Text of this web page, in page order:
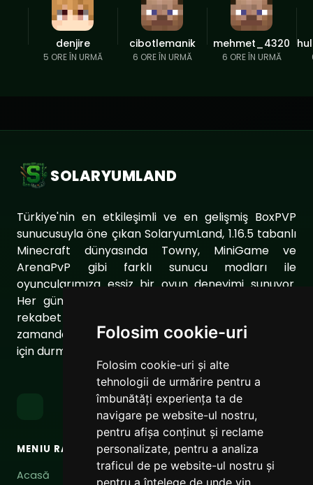
Folosim cookie-uri
Folosim cookie-uri și alte
tehnologii de urmărire pentru a
îmbunătăți experiența ta de
navigare pe website-ul nostru,
pentru afișa conținut și reclame
personalizate, pentru a analiza
traficul de pe website-ul nostru și
pentru a înțelege de unde vin
denjire
5 ORE ÎN URMĂ
cibotlemanik
6 ORE ÎN URMĂ
mehmet_4320
6 ORE ÎN URMĂ
SOLARYUMLAND
Türkiye'nin en etkileşimli ve en gelişmiş BoxPVP
sunucusuyla öne çıkan SolaryumLand, 1.16.5 tabanlı
Minecraft dünyasında Towny, MiniGame ve
ArenaPvP gibi farklı sunucu modları ile
oyuncularımıza eşsiz bir oyun deneyimi sunuyor.
Her gün sunucumuzu geliştirerek oyuncularımıza
rekabet dolu ve keyifli bir ortam sağlıyoruz. Aynı
zamanda topluluğumuzu daha da güçlendirmek
için durmaksızın çalışıyoruz.
MENIU RAPID
Acasă
LINKURI
Termeni de utilizare